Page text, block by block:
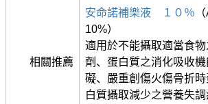
相關推薦
安命諾補樂液 １０％
10%）
適用於不能攝取適當食
劑、蛋白質之消化吸收
礙、嚴重創傷火傷骨折
白質攝取減少之營養失調